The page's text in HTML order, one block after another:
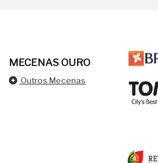
MECENAS OURO
Outros Mecenas